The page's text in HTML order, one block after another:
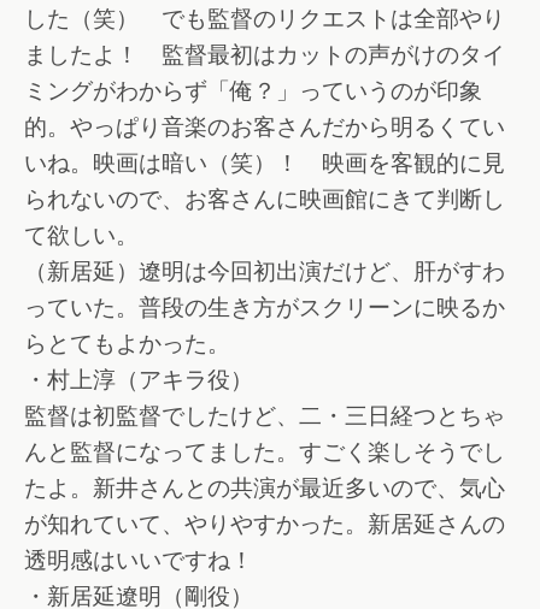
した（笑） でも監督のリクエストは全部やり
ましたよ！ 監督最初はカットの声がけのタイ
ミングがわからず「俺？」っていうのが印象
的。やっぱり音楽のお客さんだから明るくてい
いね。映画は暗い（笑）！ 映画を客観的に見
られないので、お客さんに映画館にきて判断し
て欲しい。
（新居延）遼明は今回初出演だけど、肝がすわ
っていた。普段の生き方がスクリーンに映るか
らとてもよかった。
・村上淳（アキラ役）
監督は初監督でしたけど、二・三日経つとちゃ
んと監督になってました。すごく楽しそうでし
たよ。新井さんとの共演が最近多いので、気心
が知れていて、やりやすかった。新居延さんの
透明感はいいですね！
・新居延遼明（剛役）